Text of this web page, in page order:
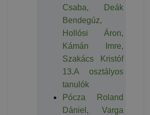
Csaba, Deák
Bendegúz,
Hollósi Áron,
Kámán Imre,
Szakács Kristóf
13.A osztályos
tanulók
Pócza Roland
Dániel, Varga